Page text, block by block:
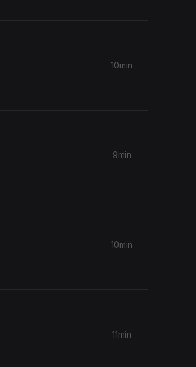
10min
9min
10min
11min